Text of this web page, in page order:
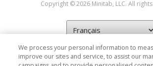
Copyright © 2026 Minitab, LLC. All
We process your personal information to
improve our sites and service, to assist our